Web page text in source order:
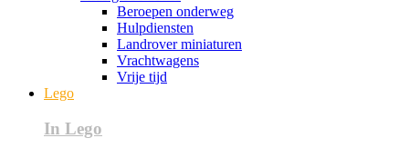
Beroepen onderweg
Hulpdiensten
Landrover miniaturen
Vrachtwagens
Vrije tijd
Lego
In Lego